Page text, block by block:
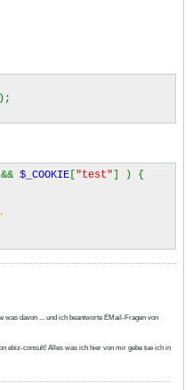
);
$_COOKIE "test" ] ) {
was davon ... und ich beantworte EMail-Fragen von
ebiz-consult! Alles was ich hier von mir gebe tue ich in